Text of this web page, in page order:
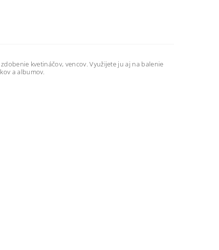
kvetináčov, vencov. Využijete ju aj na balenie
a albumov.